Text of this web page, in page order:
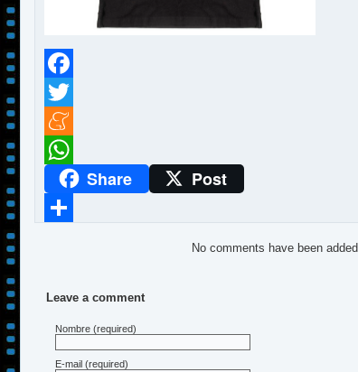
Facebook
Twitter
Meneame
WhatsAppShare Post
No comments have been
Leave a comment
Nombre (required)
E-mail (required)